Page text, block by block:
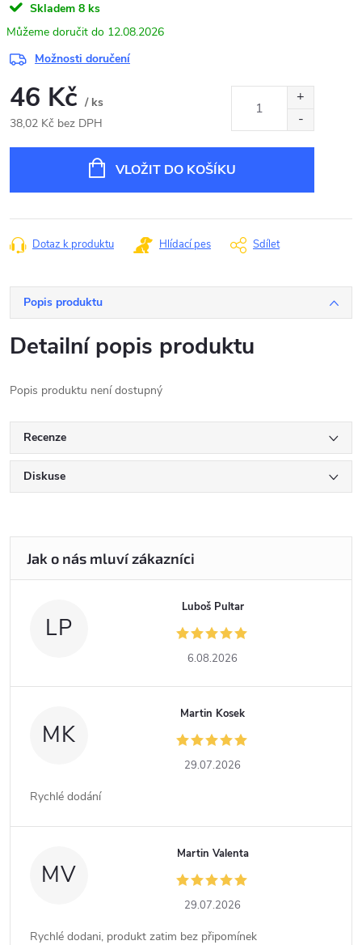
Skladem 8 ks
12.08.2026
Možnosti doručení
46 Kč / ks
38,02 Kč bez DPH
VLOŽIT DO KOŠÍKU
Dotaz k produktu Hlídací pes Sdílet
Popis produktu
Detailní popis produktu
Popis produktu není dostupný
Recenze
Diskuse
LP
Luboš Pultar
6.08.2026
MK
Martin Kosek
29.07.2026
Rychlé dodání
MV
Martin Valenta
29.07.2026
Rychlé dodani, produkt zatim bez připomínek